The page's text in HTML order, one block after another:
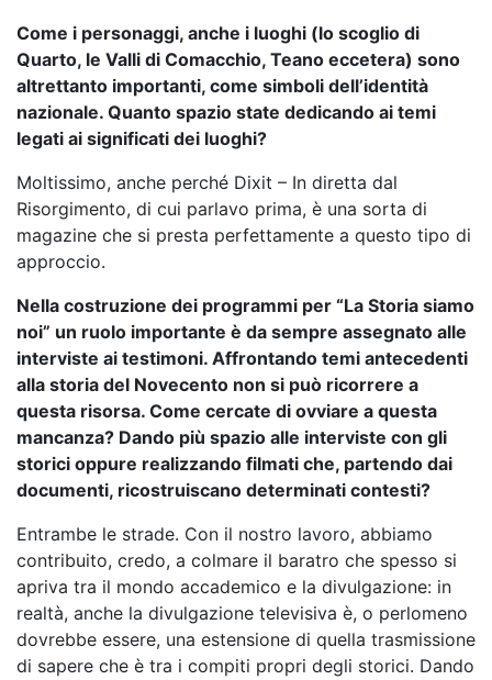
Come i personaggi, anche i luoghi (lo scoglio di
Quarto, le Valli di Comacchio, Teano eccetera) sono
altrettanto importanti, come simboli dell’identità
nazionale. Quanto spazio state dedicando ai temi
legati ai significati dei luoghi?
Moltissimo, anche perché Dixit – In diretta dal
Risorgimento, di cui parlavo prima, è una sorta di
magazine che si presta perfettamente a questo tipo di
approccio.
Nella costruzione dei programmi per “La Storia siamo
noi” un ruolo importante è da sempre assegnato alle
interviste ai testimoni. Affrontando temi antecedenti
alla storia del Novecento non si può ricorrere a
questa risorsa. Come cercate di ovviare a questa
mancanza? Dando più spazio alle interviste con gli
storici oppure realizzando filmati che, partendo dai
documenti, ricostruiscano determinati contesti?
Entrambe le strade. Con il nostro lavoro, abbiamo
contribuito, credo, a colmare il baratro che spesso si
apriva tra il mondo accademico e la divulgazione: in
realtà, anche la divulgazione televisiva è, o perlomeno
dovrebbe essere, una estensione di quella trasmissione
di sapere che è tra i compiti propri degli storici. Dando